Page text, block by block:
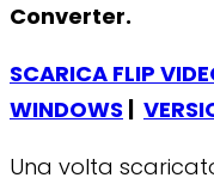
Converter.
SCARICA FLIP
WINDOWS
Una volta